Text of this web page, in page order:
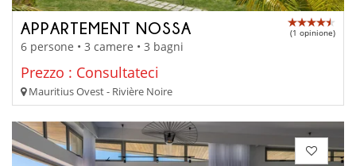
APPARTEMENT NOSSA (1 opinione)
6 persone • 3 camere • 3 bagni
Prezzo : Consultateci
Mauritius Ovest - Rivière Noire